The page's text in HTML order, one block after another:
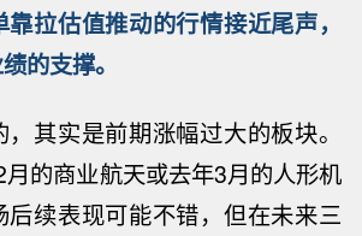
拉估值推动的行情接近尾声，
的支撑。
其实是前期涨幅过大的板块。
月的商业航天或去年3月的人形机
续表现可能不错，但在未来三